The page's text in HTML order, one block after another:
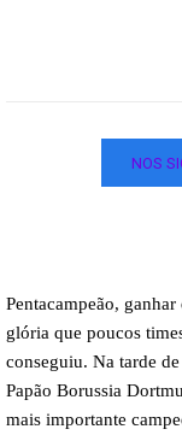
NOS
Pentacampeão,
glória que poucos
conseguiu. Na tarde
Papão Borussia
mais importante